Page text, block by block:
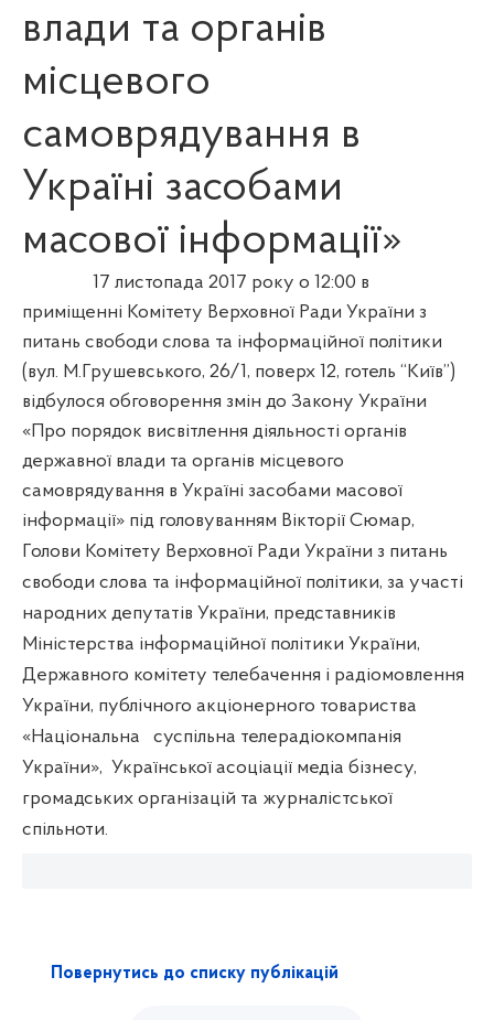
влади та органів
місцевого
самоврядування в
Україні засобами
масової інформації»
17 листопада 2017 року о 12:00 в
приміщенні Комітету Верховної Ради України з
питань свободи слова та інформаційної політики
(вул. М.Грушевського, 26/1, поверх 12, готель “Київ”)
відбулося обговорення змін до Закону України
«Про порядок висвітлення діяльності органів
державної влади та органів місцевого
самоврядування в Україні засобами масової
інформації» під головуванням Вікторії Сюмар,
Голови Комітету Верховної Ради України з питань
свободи слова та інформаційної політики, за участі
народних депутатів України, представників
Міністерства інформаційної політики України,
Державного комітету телебачення і радіомовлення
України, публічного акціонерного товариства
«Національна
суспільна телерадіокомпанія
України», Української асоціації медіа бізнесу,
громадських організацій та журналістської
спільноти.
Повернутись до списку публікацій